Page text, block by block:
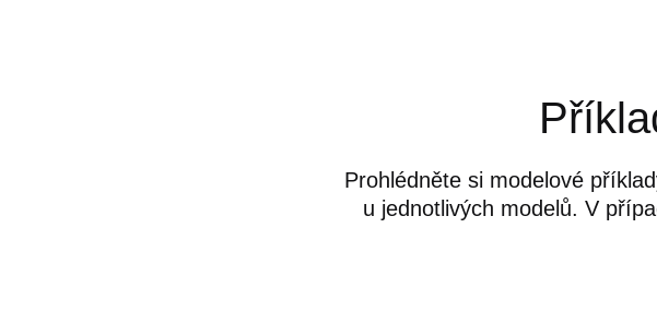
Prohlédněte si modelové
u jednotlivých modelů. V